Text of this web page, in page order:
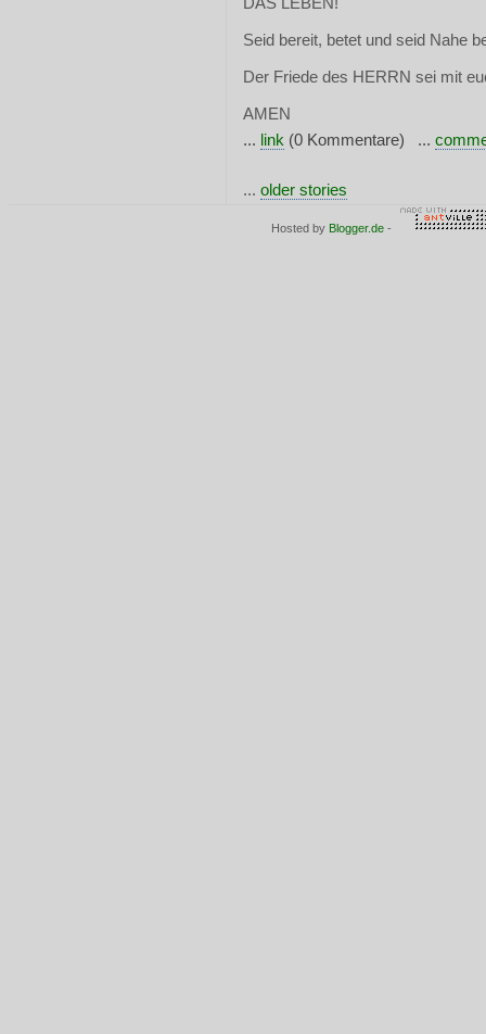
Seid bereit, betet und seid Nahe
Der Friede des HERRN sei mit
AMEN
... link (0 Kommentare) ...
... older stories
Hosted by Blogger.de -